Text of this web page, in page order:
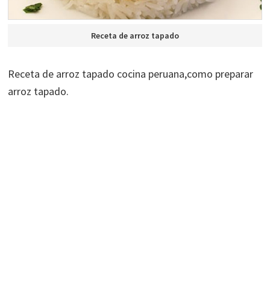
Receta de arroz tapado
Receta de arroz tapado cocina peruana,como preparar
arroz tapado.